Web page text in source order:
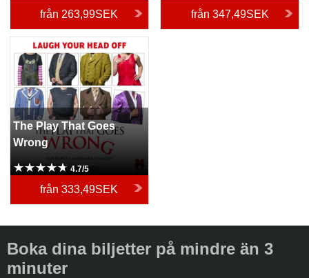
från 263,99SEK från 347,49SEK
The Play That Goes Wrong
The Play That Goes
Wrong
4.7/5
från333,49SEK
Boka dina biljetter på mindre än 3
minuter